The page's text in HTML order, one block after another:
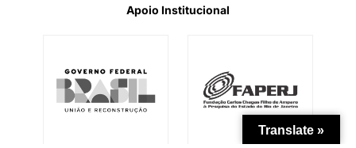
Apoio Institucional
Translate »